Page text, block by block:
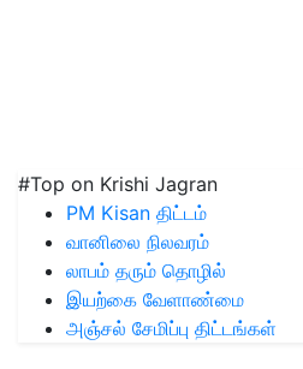
#Top on Krishi Jagran
PM Kisan திட்டம்
வானிலை நிலவரம்
லாபம் தரும் தொழில்
இயற்கை வேளாண்மை
அஞ்சல் சேமிப்பு திட்டங்கள்